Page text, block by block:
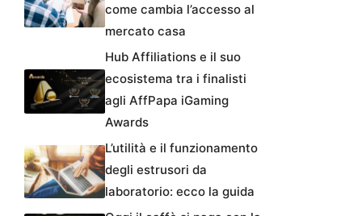
come cambia l’accesso al
mercato casa
Hub Affiliations e il suo
ecosistema tra i finalisti
agli AffPapa iGaming
Awards
L’utilità e il funzionamento
degli estrusori da
laboratorio: ecco la guida